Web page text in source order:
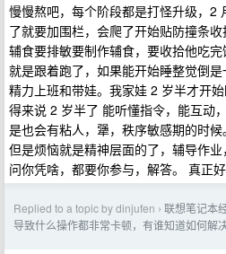
慢慢熬吧，每个阶段都是打怪升级，2
了就要加围栏，会爬了开始贴防撞条
辅食要排敏要制作辅食，要收拾他吃
就是跟着跑了，如果能开始睡整觉倒
精力上班和带娃。我家娃 2 岁半才开
得来说 2 岁半了 能听懂指令，能互动
是也会有粘人，犟，秩序敏感期的时候
但是烦恼就是精神层面的了，辅导作业
问你凭啥，都要你参与，解答。 真正
Replied to a topic by dinjufen › 联想笔记本
导致什么操作都非常卡顿，有谁知道如何解